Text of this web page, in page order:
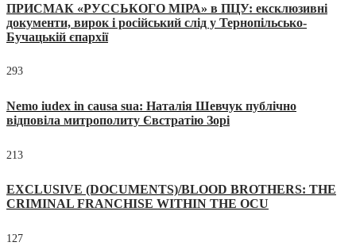
ПРИСМАК «РУССЬКОГО МІРА» в ПЦУ: ексклюзивні
документи, вирок і російський слід у Тернопільсько-
Бучацькій єпархії
293
Nemo iudex in causa sua: Наталія Шевчук публічно
відповіла митрополиту Євстратію Зорі
213
EXCLUSIVE (DOCUMENTS)/BLOOD BROTHERS: THE
CRIMINAL FRANCHISE WITHIN THE OCU
127